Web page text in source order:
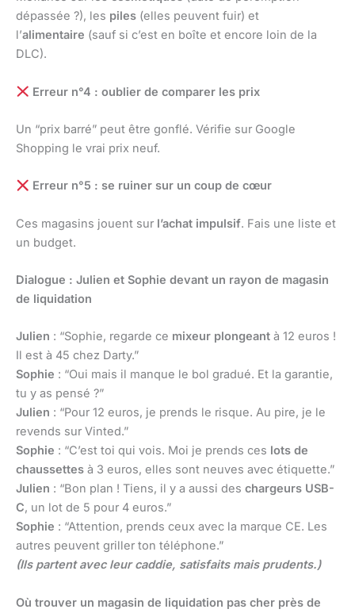
dépassée ?), les piles (elles peuvent fuir) et
l’alimentaire (sauf si c’est en boîte et encore loin de la
DLC).
Erreur n°4 : oublier de comparer les prix
Un “prix barré” peut être gonflé. Vérifie sur Google
Shopping le vrai prix neuf.
Erreur n°5 : se ruiner sur un coup de cœur
Ces magasins jouent sur l’achat impulsif. Fais une liste et
un budget.
Dialogue : Julien et Sophie devant un rayon de magasin
de liquidation
Julien : “Sophie, regarde ce mixeur plongeant à 12 euros !
Il est à 45 chez Darty.”
Sophie : “Oui mais il manque le bol gradué. Et la garantie,
tu y as pensé ?”
Julien : “Pour 12 euros, je prends le risque. Au pire, je le
revends sur Vinted.”
Sophie : “C’est toi qui vois. Moi je prends ces lots de
chaussettes à 3 euros, elles sont neuves avec étiquette.”
Julien : “Bon plan ! Tiens, il y a aussi des chargeurs USB-
C, un lot de 5 pour 4 euros.”
Sophie : “Attention, prends ceux avec la marque CE. Les
autres peuvent griller ton téléphone.”
(Ils partent avec leur caddie, satisfaits mais prudents.)
Où trouver un magasin de liquidation pas cher près de